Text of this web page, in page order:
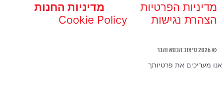
מדיניות הפרטיות
מדיניות החנות
הצהרת נגישות
Cookie Policy
© 2026 עיצוב הכסא והבר
אנו מעריכים את פרטיותך